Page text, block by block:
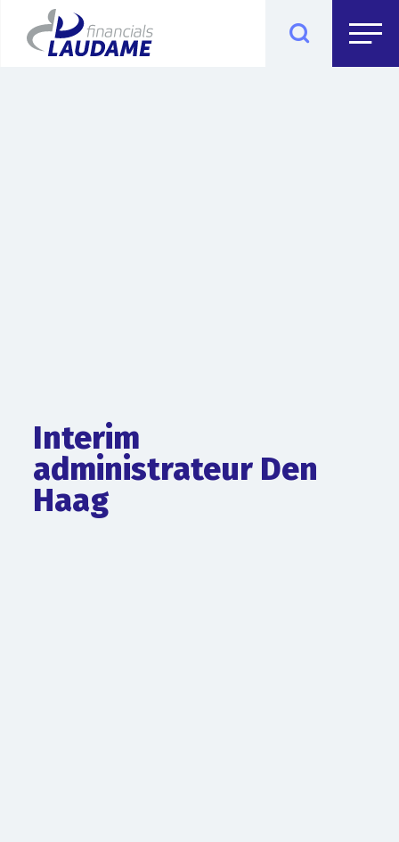
Interim
administrateur Den
Haag